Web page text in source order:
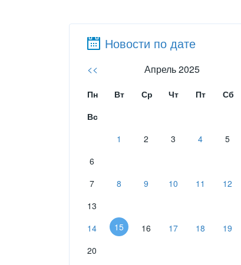
Новости по дате
<< Апрель 2025
Пн Вт Ср Чт Пт
Сб
Вс
1
2 3 4
5
6
7
8 9 10 11
12
13
14
15 16 17 18
19
20